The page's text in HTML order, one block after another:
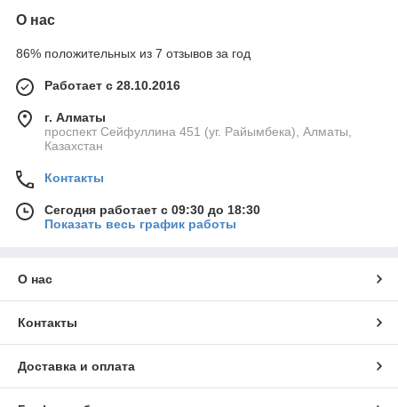
О нас
86% положительных из 7 отзывов за год
Работает с 28.10.2016
г. Алматы
проспект Сейфуллина 451 (уг. Райымбека), Алматы,
Казахстан
Контакты
Сегодня работает с 09:30 до 18:30
Показать весь график работы
О нас
Контакты
Доставка и оплата